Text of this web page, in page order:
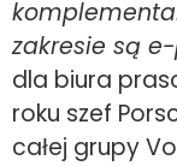
zakresie są
dla biura
roku szef
całej grupy